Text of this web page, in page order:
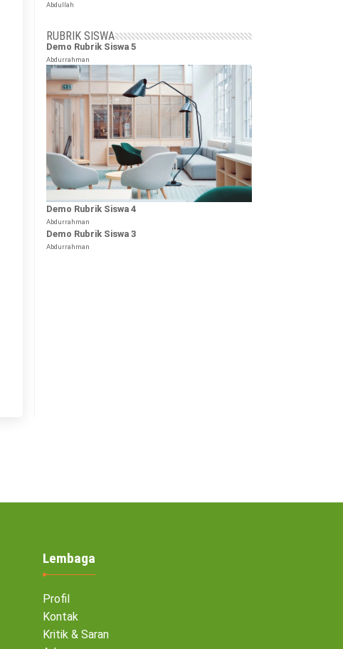
Abdullah
RUBRIK SISWA
Demo Rubrik Siswa 5
Abdurrahman
Demo Rubrik Siswa 4
Abdurrahman
Demo Rubrik Siswa 3
Abdurrahman
Lembaga
Profil
Kontak
Kritik & Saran